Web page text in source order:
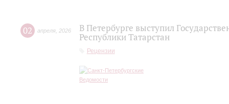
02 апреля 2026
В Петербурге выступил
Республики Татарстан
Рецензии